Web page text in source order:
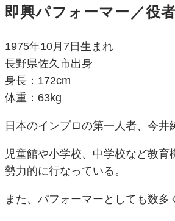
即興パフォーマー／役
1975年10月7日生まれ
長野県佐久市出身
身長：172cm
体重：63kg
日本のインプロの第一人者、今
児童館や小学校、中学校など教
勢力的に行なっている。
また、パフォーマーとしても数多